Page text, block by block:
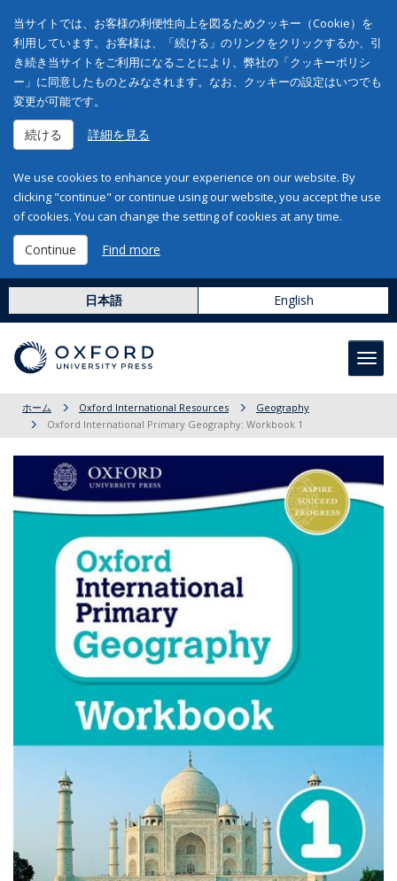
当サイトでは、お客様の利便性向上を図るためクッキー（Cookie）を
利用しています。お客様は、「続ける」のリンクをクリックするか、引
き続き当サイトをご利用になることにより、弊社の「クッキーポリシ
ー」に同意したものとみなされます。なお、クッキーの設定はいつでも
変更が可能です。
続ける 詳細を見る
We use cookies to enhance your experience on our website. By
clicking "continue" or continue using our website, you accept the use
of cookies. You can change the setting of cookies at any time.
Continue Find more
日本語 English
ホーム Oxford International Resources
Geography
Oxford International Primary Geography: Workbook 1